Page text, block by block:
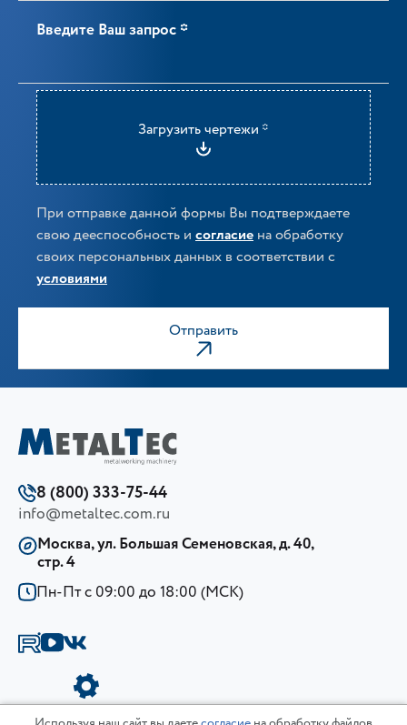
Загрузить чертежи *
При отправке данной формы Вы подтверждаете
свою дееспособность и согласие на обработку
своих персональных данных в соответствии с
условиями
Отправить
8 (800) 333-75-44
info@metaltec.com.ru
Москва, ул. Большая Семеновская, д. 40,
стр. 4
Пн-Пт с 09:00 до 18:00 (МСК)